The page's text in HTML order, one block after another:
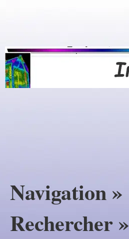
Navigation »
Rechercher »